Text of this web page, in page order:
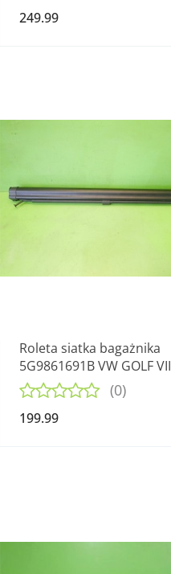
249.99
Roleta siatka bagażnika
5G9861691B VW GOLF VII
KOMBI 12-16
(0)
199.99